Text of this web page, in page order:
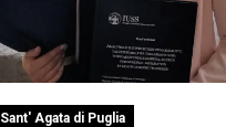
Sant' Agata di Puglia